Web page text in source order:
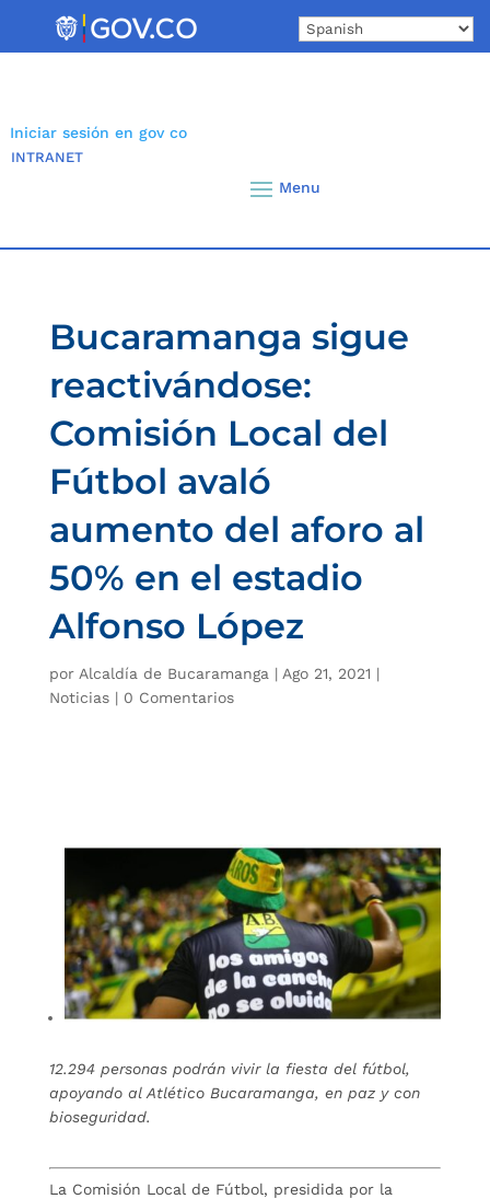
Iniciar sesión en gov co
INTRANET
Bucaramanga sigue
reactivándose:
Comisión Local del
Fútbol avaló
aumento del aforo al
50% en el estadio
Alfonso López
por Alcaldía de Bucaramanga | Ago 21, 2021 |
Noticias| 0 Comentarios
12.294 personas podrán vivir la fiesta del fútbol,
apoyando al Atlético Bucaramanga, en paz y con
bioseguridad.
La Comisión Local de Fútbol, presidida por la